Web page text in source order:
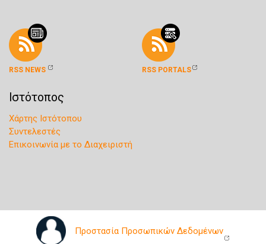
RSS NEWS RSS PORTALS
Ιστότοπος
Χάρτης Ιστότοπου
Συντελεστές
Επικοινωνία με το Διαχειριστή
Προστασία Προσωπικών Δεδομένων